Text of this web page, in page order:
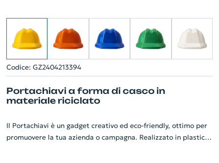
Codice: GZ2404213394
Portachiavi a forma di casco in
materiale riciclato
Il Portachiavi è un gadget creativo ed eco-friendly, ottimo per
promuovere la tua azienda o campagna. Realizzato in plastica